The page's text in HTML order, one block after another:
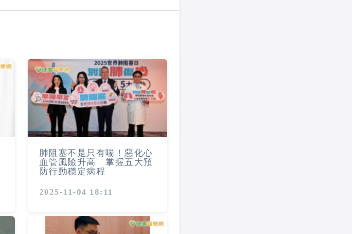
肺阻塞不是只有喘！惡化心
血管風險升高 掌握五大預
防行動穩定病程
2025-11-04 18:11